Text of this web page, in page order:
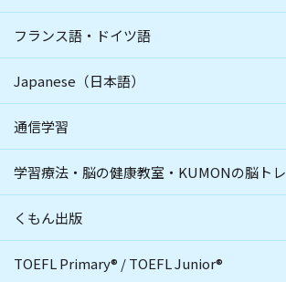
フランス語・ドイツ語
Japanese（日本語）
通信学習
学習療法・脳の健康教室・KUMONの脳トレ
くもん出版
TOEFL Primary® /TOEFL Junior®